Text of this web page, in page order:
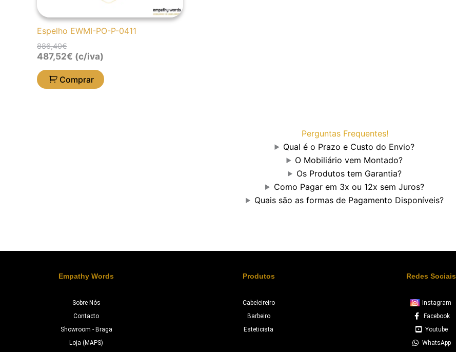
Espelho EWMI-PO-P-0411
886,40€
487,52€ (c/iva)
Comprar
Perguntas Frequentes!
Qual é o Prazo e Custo do Envio?
O Mobiliário vem Montado?
Os Produtos tem Garantia?
Como Pagar em 3x ou 12x sem Juros?
Quais são as formas de Pagamento Disponíveis?
Empathy Words
Sobre Nós
Contacto
Showroom - Braga
Loja (MAPS)
Produtos
Cabeleireiro
Barbeiro
Esteticista
Redes Sociais
Instagram
Facebook
Youtube
WhatsApp